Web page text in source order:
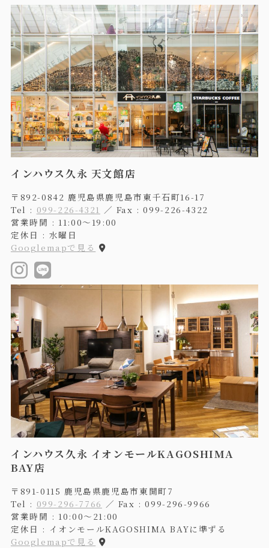
インハウス久永 天文館店
〒892-0842 鹿児島県鹿児島市東千石町16-17
Tel : 099-226-4321 ／ Fax : 099-226-4322
営業時間 : 11:00〜19:00
定休日 : 水曜日
Googlemapで見る
インハウス久永 イオンモールKAGOSHIMA
BAY店
〒891-0115 鹿児島県鹿児島市東開町7
Tel : 099-296-7766 ／ Fax : 099-296-9966
営業時間 : 10:00〜21:00
定休日 : イオンモールKAGOSHIMA BAYに準ずる
Googlemapで見る